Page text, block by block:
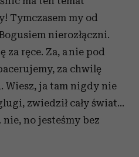
Tymczasem my od
nierozłączni.
za ręce. Za, a nie pod
za chwilę
Wiesz, ja tam nigdy nie
zwiedził cały świat...
no jesteśmy bez